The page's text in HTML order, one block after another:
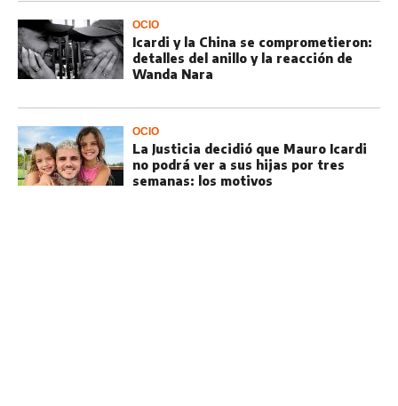
OCIO
Icardi y la China se comprometieron:
detalles del anillo y la reacción de
Wanda Nara
OCIO
La Justicia decidió que Mauro Icardi
no podrá ver a sus hijas por tres
semanas: los motivos